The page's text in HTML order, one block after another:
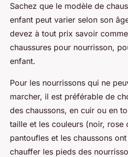
Sachez que le modèle de
enfant peut varier selon son
devez à tout prix savoir
chaussures pour nourrisson,
enfant.
Pour les nourrissons qui ne
marcher, il est préférable de
des chaussons, en cuir ou en
taille et les couleurs (noir, rose
pantoufles et les chaussons
chauffer les pieds des